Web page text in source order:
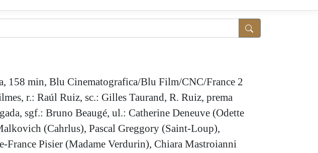
158 min, Blu Cinematografica/Blu Film/CNC/France 2
r.: Raúl Ruiz, sc.: Gilles Taurand, R. Ruiz, prema
sgf.: Bruno Beaugé, ul.: Catherine Deneuve (Odette
(Cahrlus), Pascal Greggory (Saint-Loup),
Pisier (Madame Verdurin), Chiara Mastroianni